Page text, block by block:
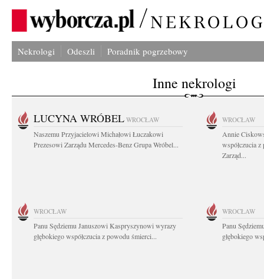
Nekrologi Odeszli Poradnik pogrzebowy
Inne nekrologi
LUCYNA WRÓBEL WROCŁAW
Naszemu Przyjacielowi Michałowi Łuczakowi
Prezesowi Zarządu Mercedes-Benz Grupa Wróbel...
WROCŁAW
Annie
współczucia
Zarząd...
WROCŁAW
Panu Sędziemu Januszowi Kaspryszynowi wyrazy
głębokiego współczucia z powodu śmierci...
WROCŁAW
Panu
głębokiego